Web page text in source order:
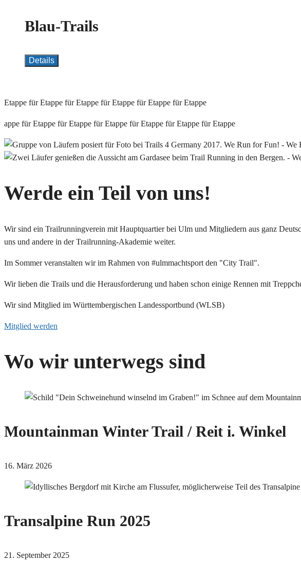
Blau-Trails
Details
Etappe fürEtappe für Etappe für Etappe für Etappe für Etappe
appe für Etappe für Etappe für Etappe fürEtappe für Etappe für Etappe
Werde ein Teil von uns!
Wir sind ein Trailrunningverein mit Hauptquartier bei Ulm und Mitgliedern aus ganz
uns und andere in der Trailrunning-Akademie weiter.
Im Sommer veranstalten wir im Rahmen von #ulmmachtsport den "City Trail".
Wir lieben die Trails und die Herausforderung und haben schon einige Rennen mit
Wir sind Mitglied im Württembergischen Landessportbund (WLSB)
Mitglied werden
Wo wir unterwegs sind
Mountainman Winter Trail / Reit i. Winkel
16. März 2026
Transalpine Run 2025
21. September 2025